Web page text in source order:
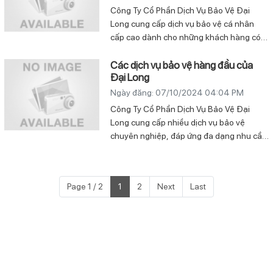
luôn mang đến giải pháp bảo vệ toàn diện
cho mọi loại hình sự kiện, từ hội nghị, triển
lãm đến sự kiện văn hóa, thể thao.
Công Ty Cổ Phần Dịch Vụ Bảo Vệ Đại
Long cung cấp dịch vụ bảo vệ cá nhân
cấp cao dành cho những khách hàng có
chính khách, nghệ sĩ nổi tiếng, và những
cá nhân có nguy cơ cao gặp rủi ro trong
cuộc sống hàng ngày. Đây là dịch vụ được
thiết kế riêng nhằm đảm bảo an toàn tuyệt
đối cho khách hàng trong mọi hoạt động.
Các dịch vụ bảo vệ hàng đầu của
Đại Long
Ngày đăng: 07/10/2024 04:04 PM
Công Ty Cổ Phần Dịch Vụ Bảo Vệ Đại
Long cung cấp nhiều dịch vụ bảo vệ
chuyên nghiệp, đáp ứng đa dạng nhu cầu
hàng đầu của Đại Long
Page 1 / 2
1 2 Next Last